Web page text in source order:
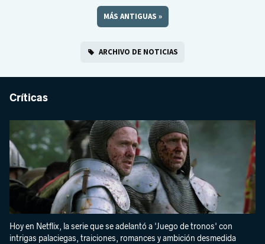
MÁS ANTIGUAS »
ARCHIVO DE NOTICIAS
Críticas
Hoy en Netflix, la serie que se adelantó a 'Juego de tronos' con
intrigas palaciegas, traiciones, romances y ambición desmedida